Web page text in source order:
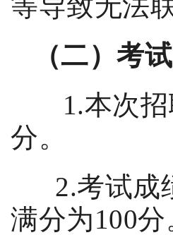
（二）考试
1.本次
分。
2.考试成
满分为100分